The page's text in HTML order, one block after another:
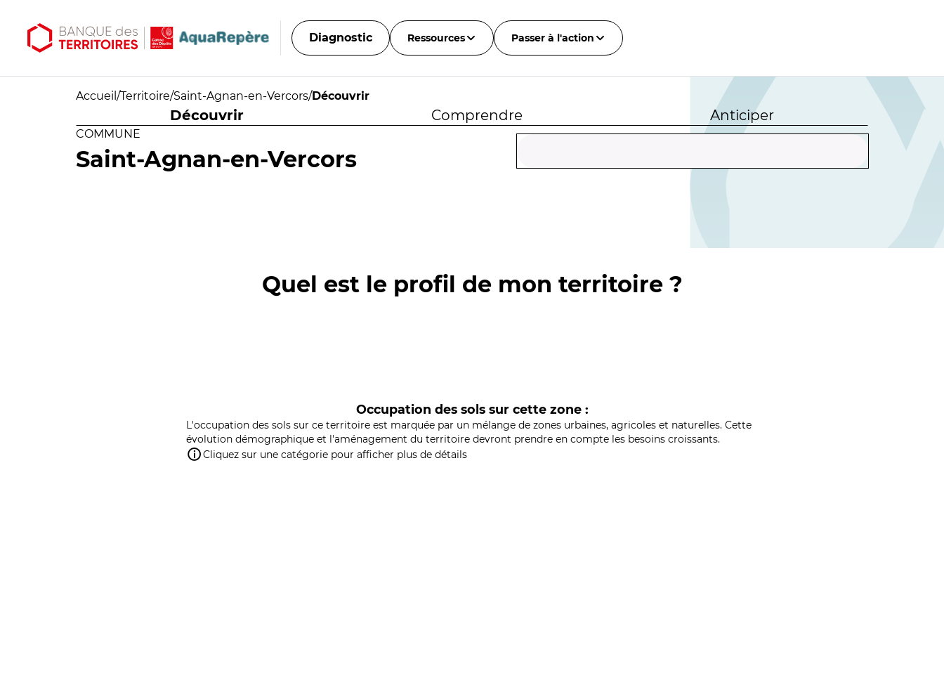
Diagnostic Ressources Passer à l'action
Accueil /Territoire/Saint-Agnan-en-Vercors/Découvrir
Découvrir Comprendre Anticiper
COMMUNE
Saint-Agnan-en-Vercors
Quel est le profil de mon territoire ?
Occupation des sols sur cette zone :
L'occupation des sols sur ce territoire est marquée par un mélange de zones urbaines, agricoles et naturelles. Cette
évolution démographique et l'aménagement du territoire devront prendre en compte les besoins croissants.
Cliquez sur une catégorie pour afficher plus de détails